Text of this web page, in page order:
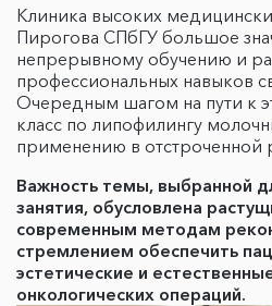
Клиника высоких
Пирогова СПбГУ большое
непрерывному обучению и
профессиональных навыков
Очередным шагом на пути к
класс по липофилингу
применению в отстроченной
Важность темы, выбранной
занятия, обусловлена
современным методам
стремлением обеспечить
эстетические и
онкологических операций.